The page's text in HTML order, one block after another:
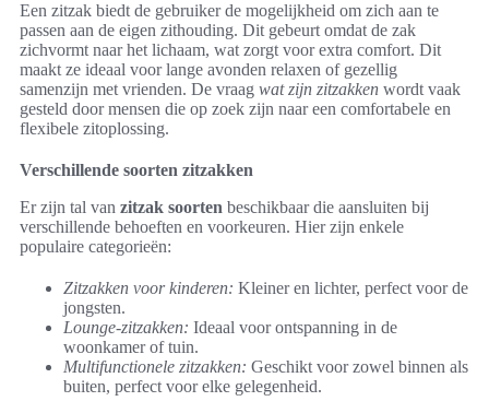
Een zitzak biedt de gebruiker de mogelijkheid om zich aan te
passen aan de eigen zithouding. Dit gebeurt omdat de zak
zichvormt naar het lichaam, wat zorgt voor extra comfort. Dit
maakt ze ideaal voor lange avonden relaxen of gezellig
samenzijn met vrienden. De vraag wat zijn zitzakken wordt vaak
gesteld door mensen die op zoek zijn naar een comfortabele en
flexibele zitoplossing.
Verschillende soorten zitzakken
Er zijn tal van zitzak soorten beschikbaar die aansluiten bij
verschillende behoeften en voorkeuren. Hier zijn enkele
populaire categorieën:
Zitzakken voor kinderen: Kleiner en lichter, perfect voor de
jongsten.
Lounge-zitzakken: Ideaal voor ontspanning in de
woonkamer of tuin.
Multifunctionele zitzakken: Geschikt voor zowel binnen als
buiten, perfect voor elke gelegenheid.